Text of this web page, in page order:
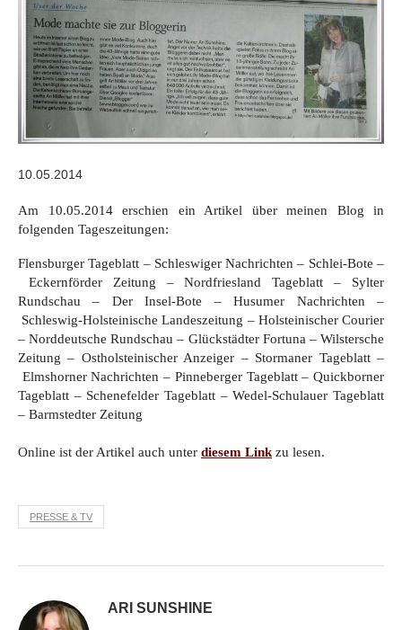
10.05.2014
Am 10.05.2014 erschien ein Artikel über meinen Blog in
folgenden Tageszeitungen:
Flensburger Tageblatt – Schleswiger Nachrichten – Schlei-Bote –
Eckernförder Zeitung –Nordfriesland Tageblatt – Sylter
Rundschau – Der Insel-Bote –Husumer Nachrichten –
Schleswig-Holsteinische Landeszeitung – Holsteinischer Courier
–Norddeutsche Rundschau – Glückstädter Fortuna –Wilstersche
Zeitung – Ostholsteinischer Anzeiger – Stormaner Tageblatt –
Elmshorner Nachrichten – Pinneberger Tageblatt –Quickborner
Tageblatt – Schenefelder Tageblatt –Wedel-Schulauer Tageblatt
– Barmstedter Zeitung
Online ist der Artikel auch unter diesem Link zu lesen.
PRESSE & TV
ARI SUNSHINE